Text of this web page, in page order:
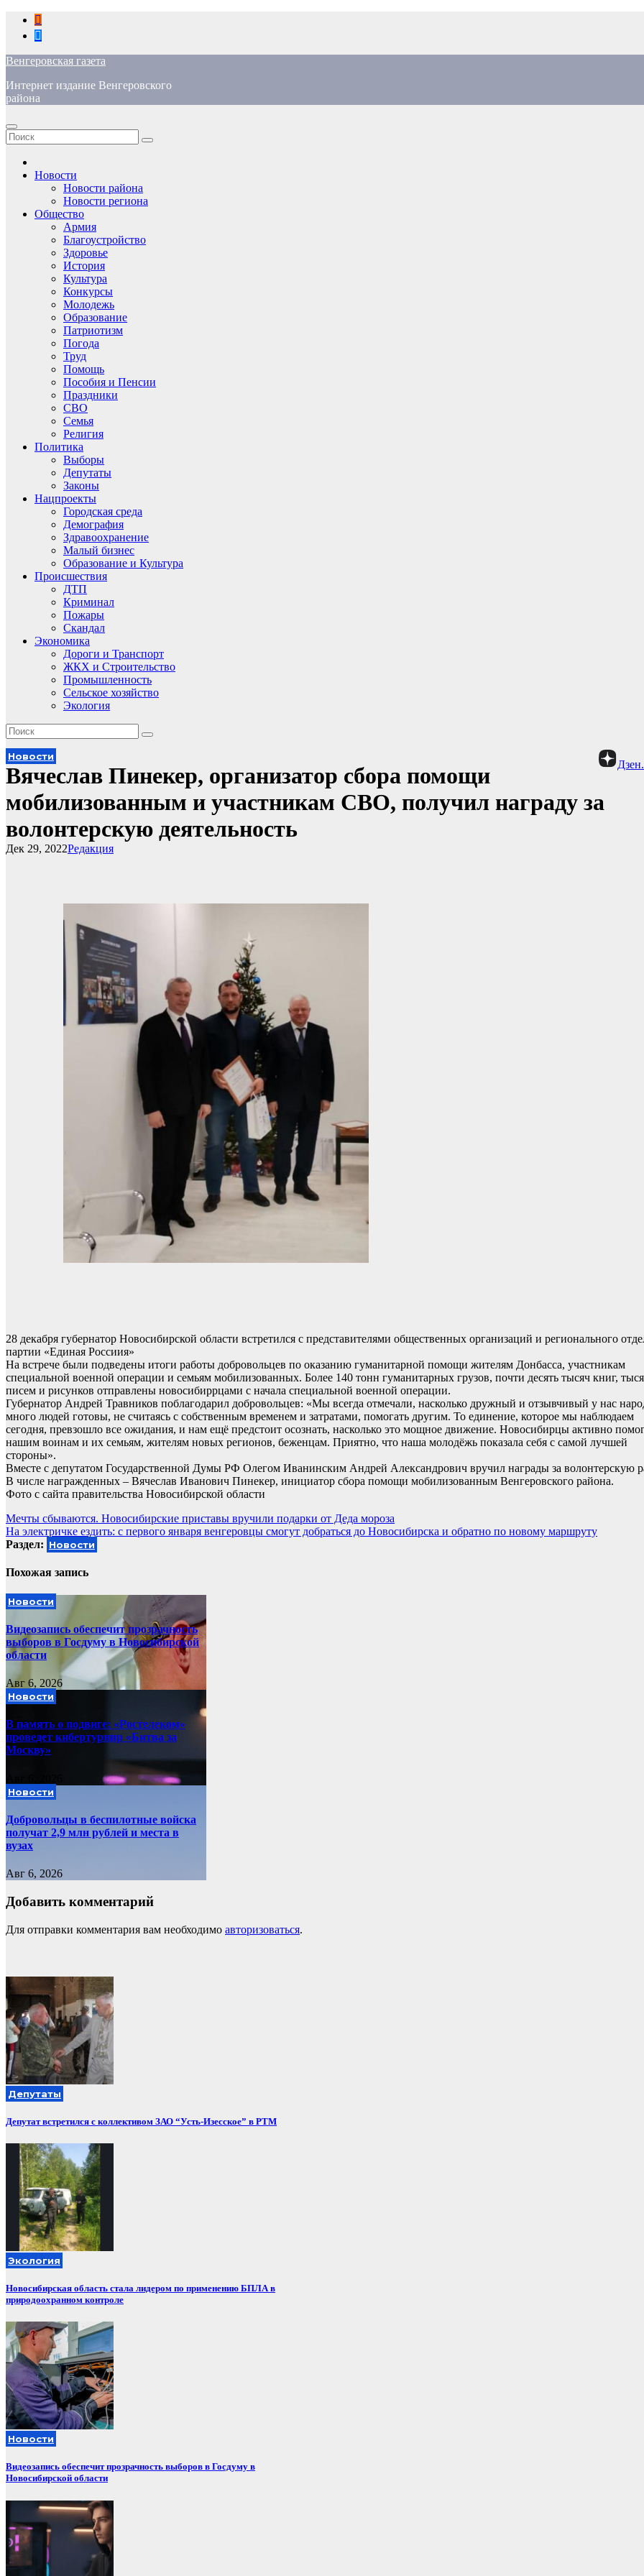
Перейти
содержимому
Венгеровская газета
Интернет издание Венгеровского
района
Новости
Новости района
Новости региона
Общество
Армия
Благоустройство
Здоровье
История
Культура
Конкурсы
Молодежь
Образование
Патриотизм
Погода
Труд
Помощь
Пособия и Пенсии
Праздники
СВО
Семья
Религия
Политика
Выборы
Депутаты
Законы
Нацпроекты
Городская среда
Демография
Здравоохранение
Малый бизнес
Образование и Культура
Происшествия
ДТП
Криминал
Пожары
Скандал
Экономика
Дороги и Транспорт
ЖКХ и Строительство
Промышленность
Сельское хозяйство
Экология
Новости
Вячеслав Пинекер, организатор сбора помощи
мобилизованным и участникам СВО, получил награду за
волонтерскую деятельность
Редакция
Дек 29, 2022
28 декабря губернатор Новосибирской области встретился с представителями общественных организаций и регионального
партии «Единая Россиия»
На встрече были подведены итоги работы добровольцев по оказанию гуманитарной помощи жителям Донбасса, участникам
специальной военной операции и семьям мобилизованных. Более 140 тонн гуманитарных грузов, почти десять тысяч книг,
писем и рисунков отправлены новосибиррцами с начала специальной военной операции.
Губернатор Андрей Травников поблагодарил добровольцев: «Мы всегда отмечали, насколько дружный и отзывчивый у нас
много людей готовы, не считаясь с собственным временем и затратами, помогать другим. То единение, которое мы наблюдаем
сегодня, превзошло все ожидания, и нам ещё предстоит осознать, насколько это мощное движение. Новосибирцы активно
нашим воинам и их семьям, жителям новых регионов, беженцам. Приятно, что наша молодёжь показала себя с самой лучшей
стороны».
Вместе с депутатом Государственной Думы РФ Олегом Иванинским Андрей Александрович вручил награды за волонтерскую
В числе награжденных – Вячеслав Иванович Пинекер, инициатор сбора помощи мобилизованным Венгеровского района.
Фото с сайта правительства Новосибирской области
Навигация
по
Мечты сбываются. Новосибирские приставы вручили подарки от Деда мороза
На электричке ездить: с первого января венгеровцы смогут добраться до Новосибирска и обратно по новому маршруту
Раздел: Новости
Похожая запись
Новости
Видеозапись обеспечит прозрачность
выборов в Госдуму в Новосибирской
области
Авг 6, 2026
Новости
В память о подвиге: «Ростелеком»
проведет кибертурнир «Битва за
Москву»
Новости
Добровольцы в беспилотные войска
получат 2,9 млн рублей и места в
вузах
Авг 6, 2026
Добавить комментарий
Для отправки комментария вам необходимо авторизоваться.
Депутаты
Депутат встретился с коллективом ЗАО “Усть-Изесское” в РТМ
Экология
Новосибирская область стала лидером по применению БПЛА в
природоохранном контроле
Новости
Видеозапись обеспечит прозрачность выборов в Госдуму в
Новосибирской области